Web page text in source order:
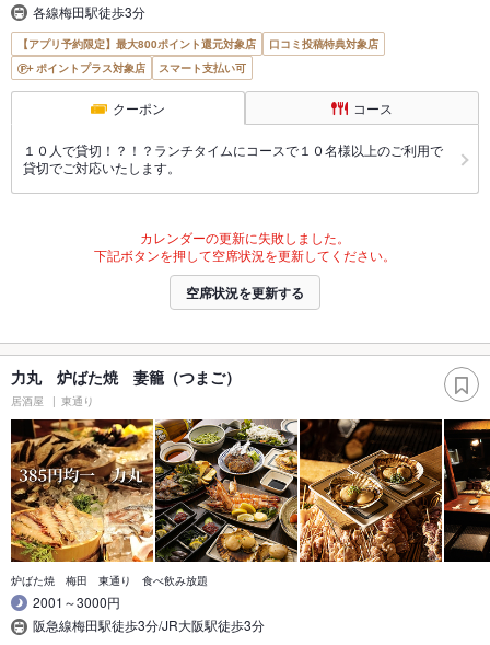
各線梅田駅徒歩3分
【アプリ予約限定】最大800ポイント還元対象店
口コミ投稿特典対象店
ポイントプラス対象店
スマート支払い可
クーポン コース
１０人で貸切！？！？ランチタイムにコースで１０名様以上のご利用で
貸切でご対応いたします。
カレンダーの更新に失敗しました。
下記ボタンを押して空席状況を更新してください。
空席状況を更新する
力丸 炉ばた焼 妻籠（つまご）
居酒屋 東通り
炉ばた焼 梅田 東通り 食べ飲み放題
2001～3000円
阪急線梅田駅徒歩3分/JR大阪駅徒歩3分